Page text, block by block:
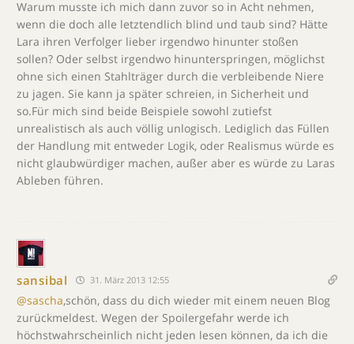
Warum musste ich mich dann zuvor so in Acht nehmen,
wenn die doch alle letztendlich blind und taub sind? Hätte
Lara ihren Verfolger lieber irgendwo hinunter stoßen
sollen? Oder selbst irgendwo hinunterspringen, möglichst
ohne sich einen Stahlträger durch die verbleibende Niere
zu jagen. Sie kann ja später schreien, in Sicherheit und
so.Für mich sind beide Beispiele sowohl zutiefst
unrealistisch als auch völlig unlogisch. Lediglich das Füllen
der Handlung mit entweder Logik, oder Realismus würde es
nicht glaubwürdiger machen, außer aber es würde zu Laras
Ableben führen.
sansibal 31. März 2013 12:55
@sascha,schön, dass du dich wieder mit einem neuen Blog
zurückmeldest. Wegen der Spoilergefahr werde ich
höchstwahrscheinlich nicht jeden lesen können, da ich die